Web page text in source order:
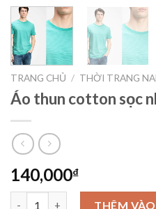
TRANG CHỦ / THỜI TRANG
Áo thun cotton sọc
140,000₫
Áo thun cotton sọc nhuyễn số
THÊM